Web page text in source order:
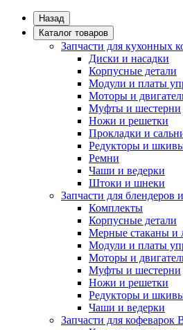
Назад
Каталог товаров
Запчасти для кухонных
Диски и насадки
Корпусные детали
Модули и платы
Моторы и
Муфты и шестерни
Ножи и решетки
Прокладки и
Редукторы и
Ремни
Чаши и ведерки
Штоки и шнеки
Запчасти для блендеров
Комплекты
Корпусные детали
Мерные стаканы и
Модули и платы
Моторы и
Муфты и шестерни
Ножи и решетки
Редукторы и
Чаши и ведерки
Запчасти для кофеварок